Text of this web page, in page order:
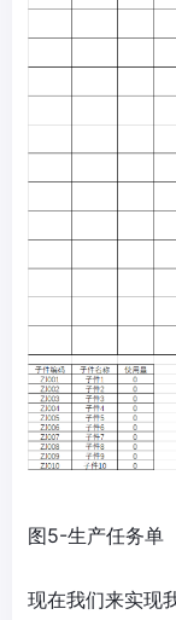
图5-生产任务单
现在我们来实现